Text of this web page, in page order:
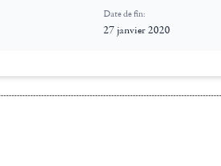
Date de fin:
27 janvier 2020